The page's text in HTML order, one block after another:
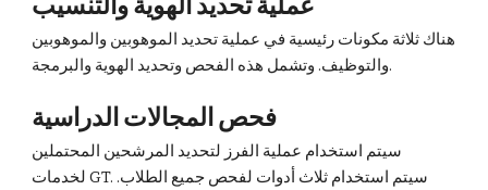
هناك ثلاثة مكونات رئيسية في عملية تحديد الموهوبين والموهوبين
والتوظيف. وتشمل هذه الفحص وتحديد الهوية والبرمجة.
فحص المجالات الدراسية
سيتم استخدام عملية الفرز لتحديد المرشحين المحتملين
لخدمات GT. سيتم استخدام ثلاث أدوات لفحص جميع الطلاب.